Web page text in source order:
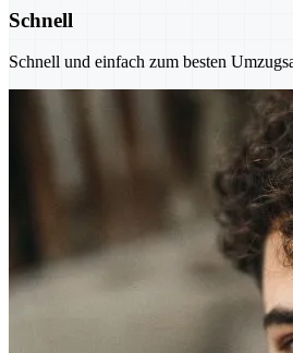
Schnell
Schnell und einfach zum besten